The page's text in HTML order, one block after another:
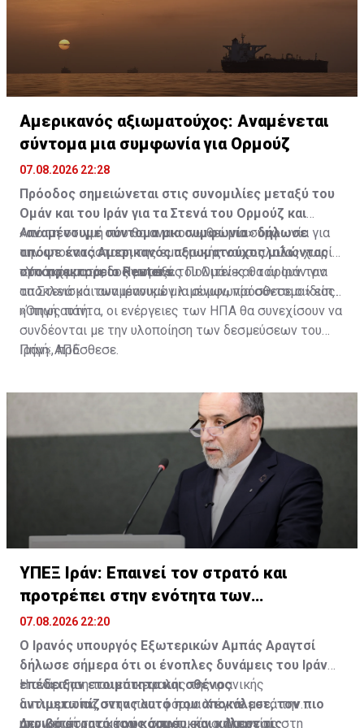
Αμερικανός αξιωματούχος: Αναμένεται
σύντομα μια συμφωνία για Ορμούζ
07.08.2026 22:28
Πρόοδος σημειώνεται στις συνομιλίες μεταξύ του
Ομάν και του Ιράν για τα Στενά του Ορμούζ και
«αναμένουμε σύντομα μια συμφωνία» δήλωσε
απόψε ένας Αμερικανός αξιωματούχος μιλώντας
στο πρακτορείο Reuters.
Από τη στιγμή που θα ανακοινωθεί μια συμφωνία για
την αποκατάσταση της εμπορικής ναυσιπλοΐας χωρίς
προσκόμματα, οι Ηνωμένες Πολιτείες θα άρουν τον
αποκλεισμό των ιρανικών λιμένων, πρόσθεσε ο ίδιος.
«Υπάρχει πρόοδος μεταξύ του Ομάν και του Ιράν για
τα Στενά και αναμένουμε μια συμφωνία σύντομα» είπε
η πηγή αυτή.
«Όπως πάντα, οι ενέργειες των ΗΠΑ θα συνεχίσουν να
συνδέονται με την υλοποίηση των δεσμεύσεων του
Ιράν», πρόσθεσε.
Πηγή: ΑΠΕ
ΥΠΕΞ Ιράν: Επαινεί τον στρατό και
προτρέπει στην ενότητα των
μουσουλμάνων
07.08.2026 22:20
Ο Ιρανός υπουργός Εξωτερικών Αμπάς Αραγτσί
δήλωσε σήμερα ότι οι ένοπλες δυνάμεις του Ιράν
επέδειξαν ετοιμότητα και σθένος
αντιμετωπίζοντας αυτό που αποκάλεσε, τον πιο
ακριβό στρατό του κόσμου, και κάλεσε τις
Η ανάρτηση του επικεφαλής της ιρανικής
διπλωματίας στην πλατφόρμα Χ έγινε μετά την
υπογραφή της κοινής αμυντικής συμφωνίας στη
Δεν κατέστη αμέσως σαφές εάν ο Αραγτσί